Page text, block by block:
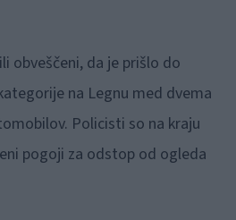
obveščeni, da je prišlo do
na Legnu med dvema
Policisti so na kraju
pogoji za odstop od ogleda